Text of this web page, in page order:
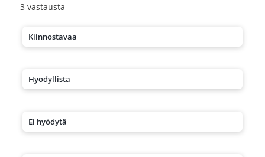
3 vastausta
Kiinnostavaa
Hyödyllistä
Ei hyödytä